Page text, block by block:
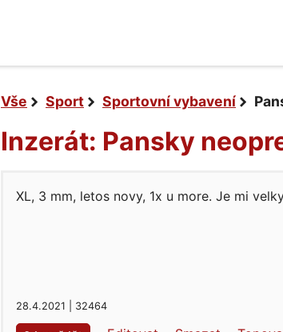
Vše Sport Sportovní vybavení
Inzerát: Pansky
XL, 3 mm, letos novy, 1x u more. Je mi
28.4.2021 | 32464